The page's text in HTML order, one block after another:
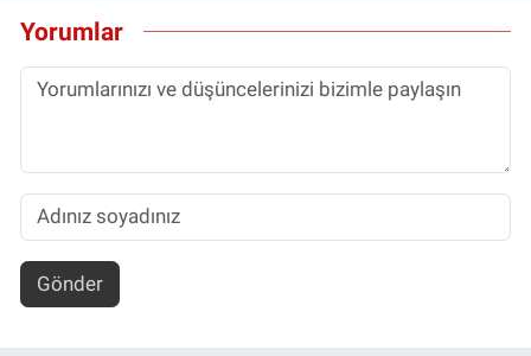
Yorumlar
Gönder